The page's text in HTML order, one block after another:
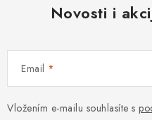
Novosti i
Email
Vložením e-mailu souhlasíte s